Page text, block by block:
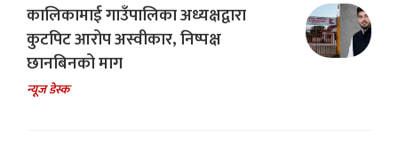
कालिकामाई गाउँपालिका अध्यक्षद्वारा
कुटपिट आरोप अस्वीकार, निष्पक्ष
छानबिनको माग
न्यूज डेस्क